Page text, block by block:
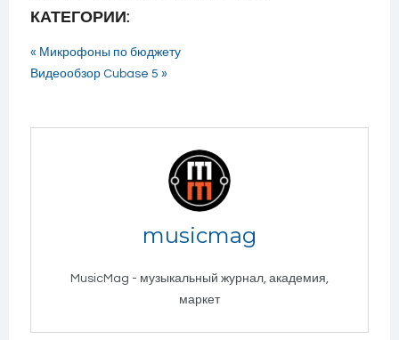
КАТЕГОРИИ:
« Микрофоны по бюджету
Видеообзор Cubase 5 »
musicmag
MusicMag - музыкальный журнал, академия,
маркет